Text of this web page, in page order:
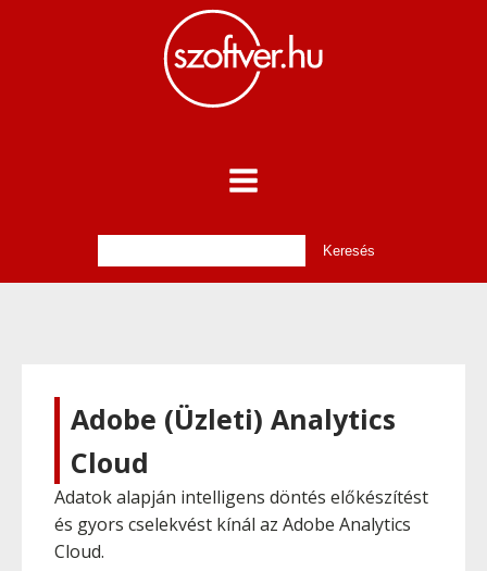
Adobe (Üzleti) Analytics
Cloud
Adatok alapján intelligens döntés előkészítést
és gyors cselekvést kínál az Adobe Analytics
Cloud.